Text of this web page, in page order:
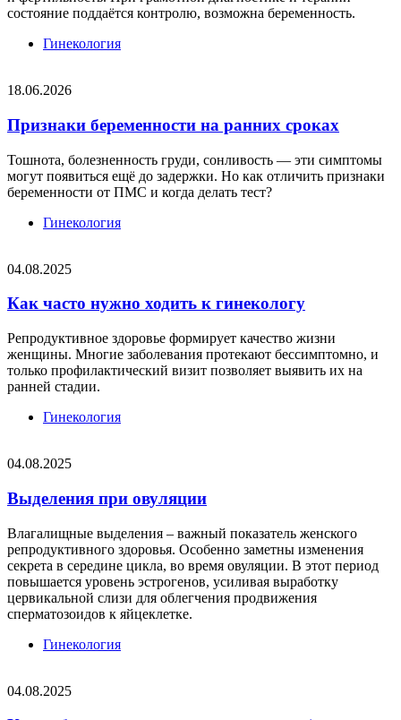
состояние поддаётся контролю, возможна беременность.
Гинекология
18.06.2026
Признаки беременности на ранних сроках
Тошнота, болезненность груди, сонливость — эти симптомы
могут появиться ещё до задержки. Но как отличить признаки
беременности от ПМС и когда делать тест?
Гинекология
04.08.2025
Как часто нужно ходить к гинекологу
Репродуктивное здоровье формирует качество жизни
женщины. Многие заболевания протекают бессимптомно, и
только профилактический визит позволяет выявить их на
ранней стадии.
Гинекология
04.08.2025
Выделения при овуляции
Влагалищные выделения – важный показатель женского
репродуктивного здоровья. Особенно заметны изменения
секрета в середине цикла, во время овуляции. В этот период
повышается уровень эстрогенов, усиливая выработку
цервикальной слизи для облегчения продвижения
сперматозоидов к яйцеклетке.
Гинекология
04.08.2025